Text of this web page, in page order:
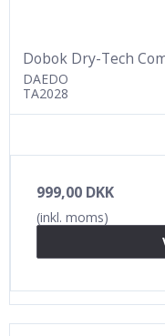
Dobok Dry-Tech
DAEDO
TA2028
999,00 DKK
(inkl. moms)